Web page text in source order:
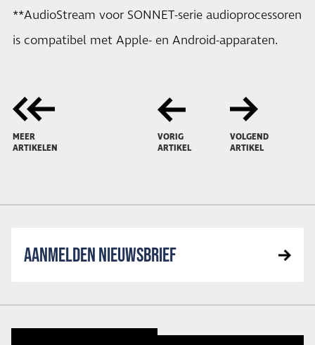
**AudioStream voor SONNET-serie audioprocessoren
is compatibel met Apple- en Android-apparaten.
MEER
ARTIKELEN
VORIG
ARTIKEL
VOLGEND
ARTIKEL
AANMELDEN NIEUWSBRIEF